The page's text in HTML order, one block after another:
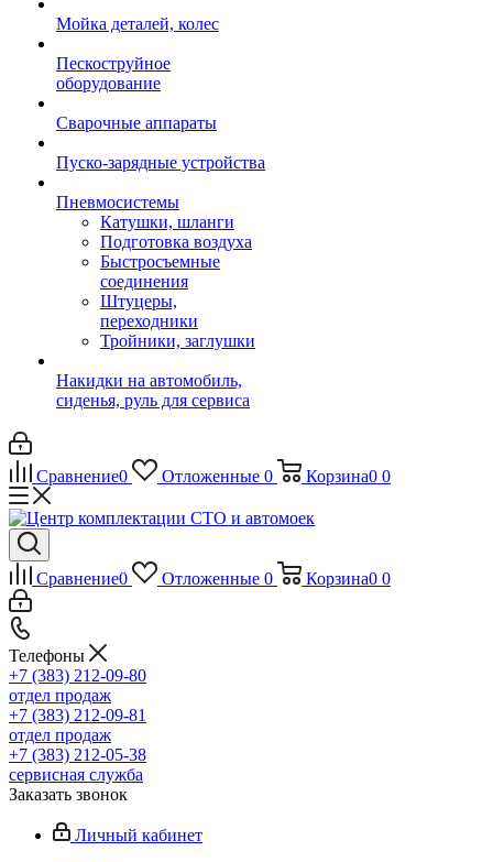
Мойка деталей, колес
Пескоструйное
оборудование
Сварочные аппараты
Пуско-зарядные устройства
Пневмосистемы
Катушки, шланги
Подготовка воздуха
Быстросъемные
соединения
Штуцеры,
переходники
Тройники, заглушки
Накидки на автомобиль,
сиденья, руль для сервиса
Сравнение0 Отложенные 0 Корзина0 0
Сравнение0 Отложенные 0 Корзина0 0
Телефоны
+7 (383) 212-09-80
отдел продаж
+7 (383) 212-09-81
отдел продаж
+7 (383) 212-05-38
сервисная служба
Заказать звонок
Личный кабинет